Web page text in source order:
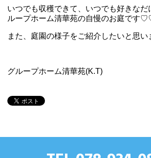
いつでも収穫できて、いつでも好きなだ
ループホーム清華苑の自慢のお庭です
また、庭園の様子をご紹介したいと思い
グループホーム清華苑(K.T)